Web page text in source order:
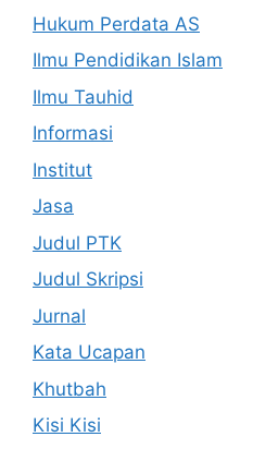
Hukum Perdata AS
Ilmu Pendidikan Islam
Ilmu Tauhid
Informasi
Institut
Jasa
Judul PTK
Judul Skripsi
Jurnal
Kata Ucapan
Khutbah
Kisi Kisi